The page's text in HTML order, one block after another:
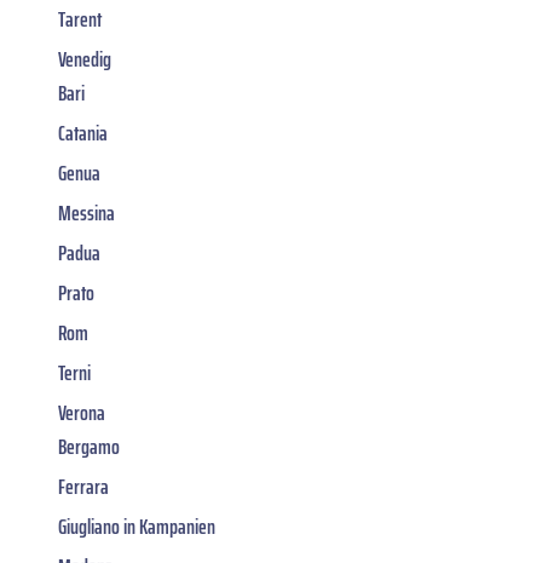
Tarent
Venedig
Bari
Catania
Genua
Messina
Padua
Prato
Rom
Terni
Verona
Bergamo
Ferrara
Giugliano in Kampanien